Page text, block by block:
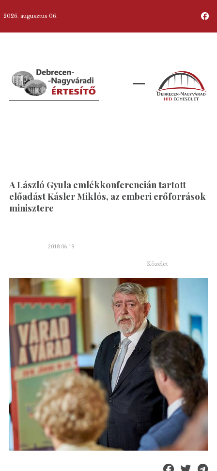
2026. augusztus 06.
A László Gyula emlékkonferencián tartott
előadást Kásler Miklós, az emberi erőforrások
minisztere
2018.06.19
Közélet